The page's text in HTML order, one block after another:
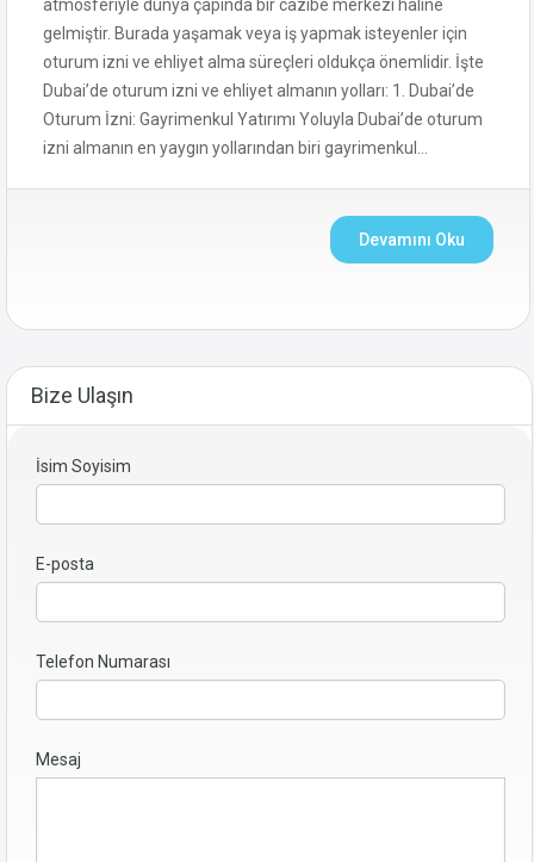
atmosferiyle dünya çapında bir cazibe merkezi haline
gelmiştir. Burada yaşamak veya iş yapmak isteyenler için
oturum izni ve ehliyet alma süreçleri oldukça önemlidir. İşte
Dubai’de oturum izni ve ehliyet almanın yolları: 1. Dubai’de
Oturum İzni: Gayrimenkul Yatırımı Yoluyla Dubai’de oturum
izni almanın en yaygın yollarından biri gayrimenkul…
Devamını Oku
Bize Ulaşın
İsim Soyisim
E-posta
Telefon Numarası
Mesaj